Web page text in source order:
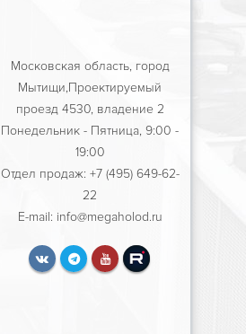
Московская область, город
Мытищи,Проектируемый
проезд 4530, владение 2
Понедельник - Пятница, 9:00 -
19:00
Отдел продаж: +7 (495) 649-62-
22
E-mail: info@megaholod.ru